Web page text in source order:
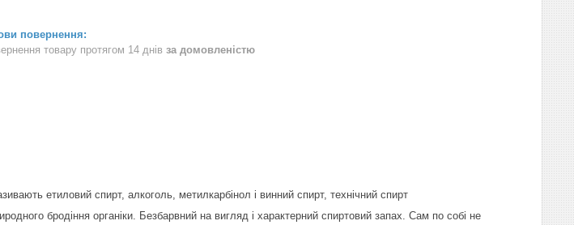
товару протягом 14 днів за домовленістю
етиловий спирт, алкоголь, метилкарбінол і винний спирт, технічний спирт
бродіння органіки. Безбарвний на вигляд і характерний спиртовий запах. Сам по собі не